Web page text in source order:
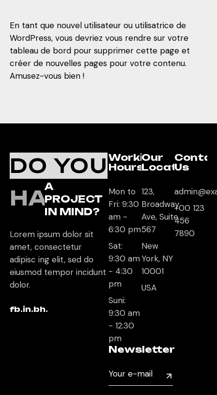
En tant que nouvel utilisateur ou utilisatrice de
WordPress, vous devriez vous rendre sur votre
tableau de bord pour supprimer cette page et
créer de nouvelles pages pour votre contenu.
Amusez-vous bien !
DO YOU
HAVE
A
PROJECT
IN MIND?
Lorem ipsum dolor sit
amet, consectetur
adipisc ing elit, sed do
eiusmod tempor incidunt
dolor.
fb.in.bh.
Working
Hours
Mon to
Fri: 9:30
am -
6:30 pm
Sat:
9:30 am
- 4:30
pm
Suni:
9:30 am
- 12:30
pm
Our
Location
123,
Broadway
Ave, Suite
567
New
York, NY
10001
USA
Us
+00 123
456
7890
Newsletter